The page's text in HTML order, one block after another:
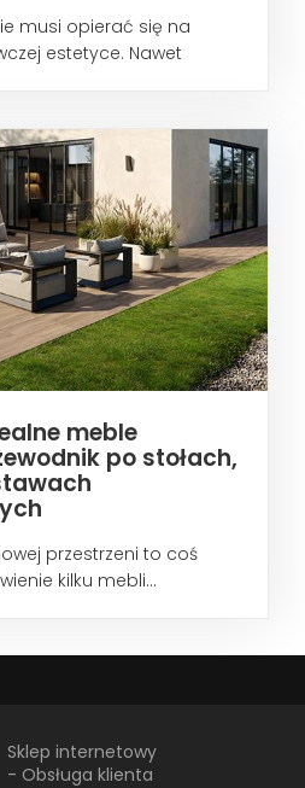
musi opierać się na
estetyce. Nawet
meble
po stołach,
przestrzeni to coś
kilku mebli...
Sklep internetowy
- Obsługa klienta